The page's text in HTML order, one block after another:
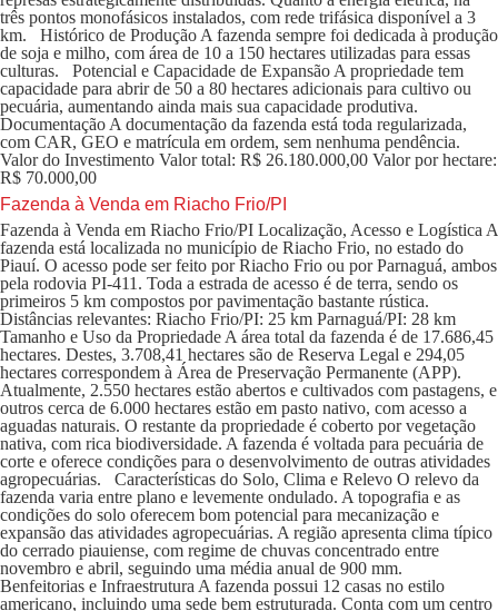
três pontos monofásicos instalados, com rede trifásica disponível a 3
km. Histórico de Produção A fazenda sempre foi dedicada à produção
de soja e milho, com área de 10 a 150 hectares utilizadas para essas
culturas. Potencial e Capacidade de Expansão A propriedade tem
capacidade para abrir de 50 a 80 hectares adicionais para cultivo ou
pecuária, aumentando ainda mais sua capacidade produtiva.
Documentação A documentação da fazenda está toda regularizada,
com CAR, GEO e matrícula em ordem, sem nenhuma pendência.
Valor do Investimento Valor total: R$ 26.180.000,00 Valor por hectare:
R$ 70.000,00
Fazenda à Venda em Riacho Frio/PI
Fazenda à Venda em Riacho Frio/PI Localização, Acesso e Logística A
fazenda está localizada no município de Riacho Frio, no estado do
Piauí. O acesso pode ser feito por Riacho Frio ou por Parnaguá, ambos
pela rodovia PI-411. Toda a estrada de acesso é de terra, sendo os
primeiros 5 km compostos por pavimentação bastante rústica.
Distâncias relevantes: Riacho Frio/PI: 25 km Parnaguá/PI: 28 km
Tamanho e Uso da Propriedade A área total da fazenda é de 17.686,45
hectares. Destes, 3.708,41 hectares são de Reserva Legal e 294,05
hectares correspondem à Área de Preservação Permanente (APP).
Atualmente, 2.550 hectares estão abertos e cultivados com pastagens, e
outros cerca de 6.000 hectares estão em pasto nativo, com acesso a
aguadas naturais. O restante da propriedade é coberto por vegetação
nativa, com rica biodiversidade. A fazenda é voltada para pecuária de
corte e oferece condições para o desenvolvimento de outras atividades
agropecuárias. Características do Solo, Clima e Relevo O relevo da
fazenda varia entre plano e levemente ondulado. A topografia e as
condições do solo oferecem bom potencial para mecanização e
expansão das atividades agropecuárias. A região apresenta clima típico
do cerrado piauiense, com regime de chuvas concentrado entre
novembro e abril, seguindo uma média anual de 900 mm.
Benfeitorias e Infraestrutura A fazenda possui 12 casas no estilo
americano, incluindo uma sede bem estruturada. Conta com um centro